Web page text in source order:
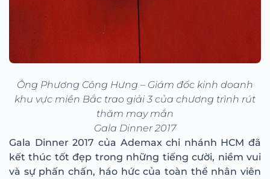
Ông Phương Công Hưng – Giám đốc kinh doanh
khu vực miền Bắc trao giải 3 của chương trình rút
thăm may mắn
Gala Dinner 2017
Gala Dinner 2017 của Ademax chi nhánh HCM đã
kết thúc tốt đẹp trong những tiếng cười, niềm vui
và sự phấn chấn, háo hức của toàn thể nhân viên